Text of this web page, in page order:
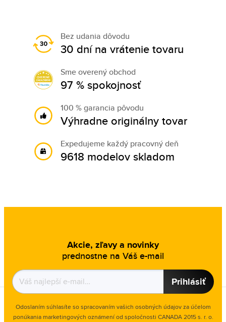
Bez udania dôvodu
30 dní na vrátenie tovaru
Sme overený obchod
97 % spokojnosť
100 % garancia pôvodu
Výhradne originálny tovar
Expedujeme každý pracovný deň
9618 modelov skladom
Akcie, zľavy a novinky
prednostne na Váš e-mail
Prihlásiť
Odoslaním súhlasíte so spracovaním vašich osobných údajov za účelom
ponúkania marketingových oznámení od spoločnosti CANADA 2015 s. r. o.